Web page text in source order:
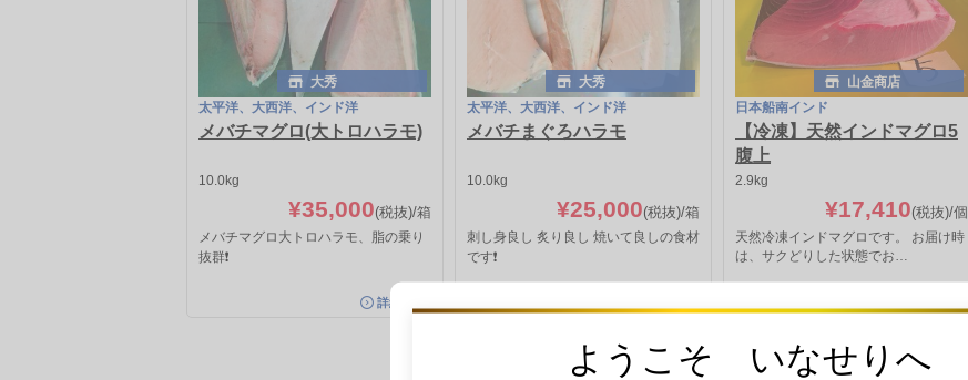
ようこそ いなせりへ
大秀
太平洋、大西洋、インド洋
メバチマグロ(大トロハラモ)
10.0kg
¥35,000(税抜)/箱
メバチマグロ大トロハラモ、脂の乗り
抜群❗️
詳細を見る
大秀
太平洋、大西洋、インド洋
メバチまぐろハラモ
10.0kg
¥25,000(税抜)/箱
刺し身良し 炙り良し 焼いて良しの食材
です❗️
山金商店
日本船南インド
【冷凍】天然インドマグロ5
腹上
2.9kg
¥17,410(税抜)/個
天然冷凍インドマグロです。 お届け時
は、サクどりした状態でお…
マグロ･カジキ商品を全て表示